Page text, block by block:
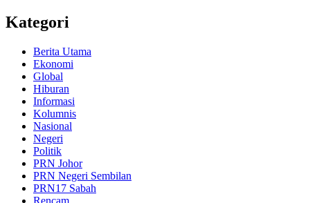
Kategori
Berita Utama
Ekonomi
Global
Hiburan
Informasi
Kolumnis
Nasional
Negeri
Politik
PRN Johor
PRN Negeri Sembilan
PRN17 Sabah